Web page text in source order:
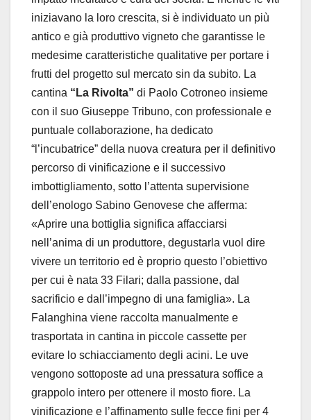
iniziavano la loro crescita, si è individuato un più
antico e già produttivo vigneto che garantisse le
medesime caratteristiche qualitative per portare i
frutti del progetto sul mercato sin da subito. La
cantina “La Rivolta” di Paolo Cotroneo insieme
con il suo Giuseppe Tribuno, con professionale e
puntuale collaborazione, ha dedicato
“l’incubatrice” della nuova creatura per il definitivo
percorso di vinificazione e il successivo
imbottigliamento, sotto l’attenta supervisione
dell’enologo Sabino Genovese che afferma:
«Aprire una bottiglia significa affacciarsi
nell’anima di un produttore, degustarla vuol dire
vivere un territorio ed è proprio questo l’obiettivo
per cui è nata 33 Filari; dalla passione, dal
sacrificio e dall’impegno di una famiglia». La
Falanghina viene raccolta manualmente e
trasportata in cantina in piccole cassette per
evitare lo schiacciamento degli acini. Le uve
vengono sottoposte ad una pressatura soffice a
grappolo intero per ottenere il mosto fiore. La
vinificazione e l’affinamento sulle fecce fini per 4